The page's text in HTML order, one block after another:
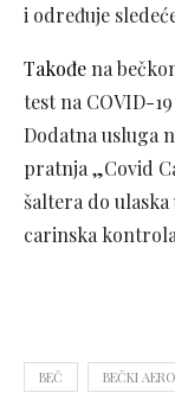
i određuje
Takođena
test na COVID-
Dodatna usluga
pratnja „Covid
šaltera do
carinska
BEČ BEČKI